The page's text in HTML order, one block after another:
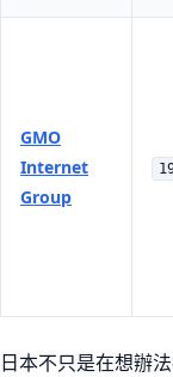
GMO
Internet
Group
日本不只是在想辦